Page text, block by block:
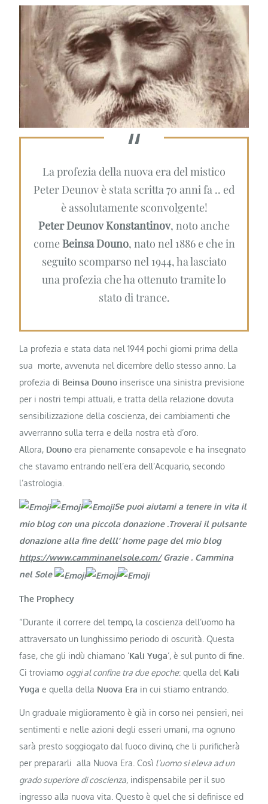
La profezia della nuova era del mistico
Peter Deunov è stata scritta 70 anni fa .. ed
è assolutamente sconvolgente!
Peter Deunov Konstantinov, noto anche
come Beinsa Douno, nato nel 1886 e che in
seguito scomparso nel 1944, ha lasciato
una profezia che ha ottenuto tramite lo
stato di trance.
La profezia e stata data nel 1944 pochi giorni prima della
sua morte, avvenuta nel dicembre dello stesso anno. La
profezia di Beinsa Douno inserisce una sinistra previsione
per i nostri tempi attuali, e tratta della relazione dovuta
sensibilizzazione della coscienza, dei cambiamenti che
avverranno sulla terra e della nostra età d’oro.
Allora, Douno era pienamente consapevole e ha insegnato
che stavamo entrando nell’era dell’Acquario, secondo
l’astrologia.
Se puoi aiutami a tenere in vita il
mio blog con una piccola donazione .Troverai il pulsante
donazione alla fine delll’ home page del mio blog
https://www.camminanelsole.com/Grazie. Cammina
nel Sole
The Prophecy
“Durante il correre del tempo, la coscienza dell’uomo ha
attraversato un lunghissimo periodo di oscurità. Questa
fase, che gli indù chiamano ‘Kali Yuga‘, è sul punto di fine.
Ci troviamo oggi al confine tra due epoche: quella del Kali
Yuga e quella della Nuova Era in cui stiamo entrando.
Un graduale miglioramento è già in corso nei pensieri, nei
sentimenti e nelle azioni degli esseri umani, ma ognuno
sarà presto soggiogato dal fuoco divino, che li purificherà
per prepararli alla Nuova Era. Così l’uomo si eleva ad un
grado superiore di coscienza, indispensabile per il suo
ingresso alla nuova vita. Questo è quel che si definisce ed